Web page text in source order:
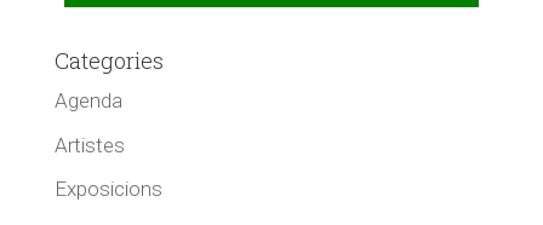
Categories
Agenda
Artistes
Exposicions